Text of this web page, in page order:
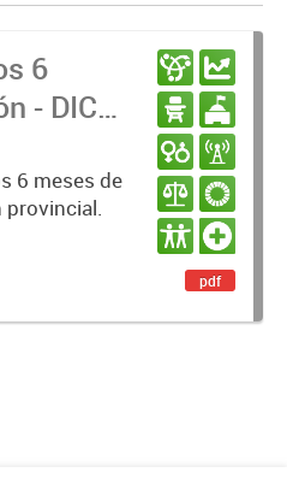
6
- DIC
6 meses de
provincial.
pdf